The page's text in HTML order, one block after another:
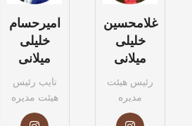
غلامحسین
خلیلی
میلانی
رئیس هیئت
مدیره
امیرحسام
خلیلی
میلانی
نایب رئیس
هیئت مدیره